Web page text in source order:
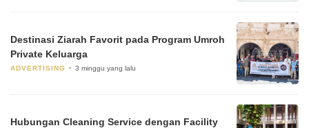
Destinasi Ziarah Favorit pada Program Umroh
Private Keluarga
ADVERTISING 3 minggu yang lalu
Hubungan Cleaning Service dengan Facility